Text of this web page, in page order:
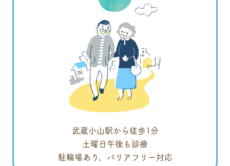
武蔵小山駅から徒歩1分
土曜日午後も診療
駐輪場あり、バリアフリー対応